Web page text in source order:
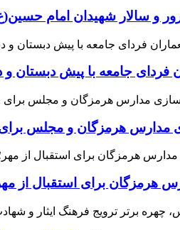
و سالار شهیدان امام
فردای جامعه با پیش دبستان و
هرمزگان و مجلس برای جهش
از مهر؛۴۵۴ کلاس درس جدید به فضای آموزشی استان افزوده